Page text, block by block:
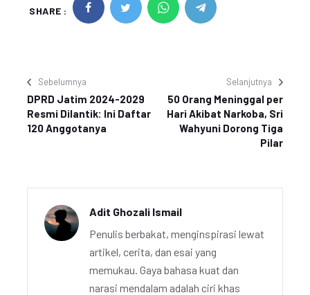
SHARE :
Sebelumnya
DPRD Jatim 2024-2029
Resmi Dilantik: Ini Daftar
120 Anggotanya
Selanjutnya
50 Orang Meninggal per
Hari Akibat Narkoba, Sri
Wahyuni Dorong Tiga
Pilar
Adit Ghozali Ismail
Penulis berbakat, menginspirasi lewat
artikel, cerita, dan esai yang
memukau. Gaya bahasa kuat dan
narasi mendalam adalah ciri khas